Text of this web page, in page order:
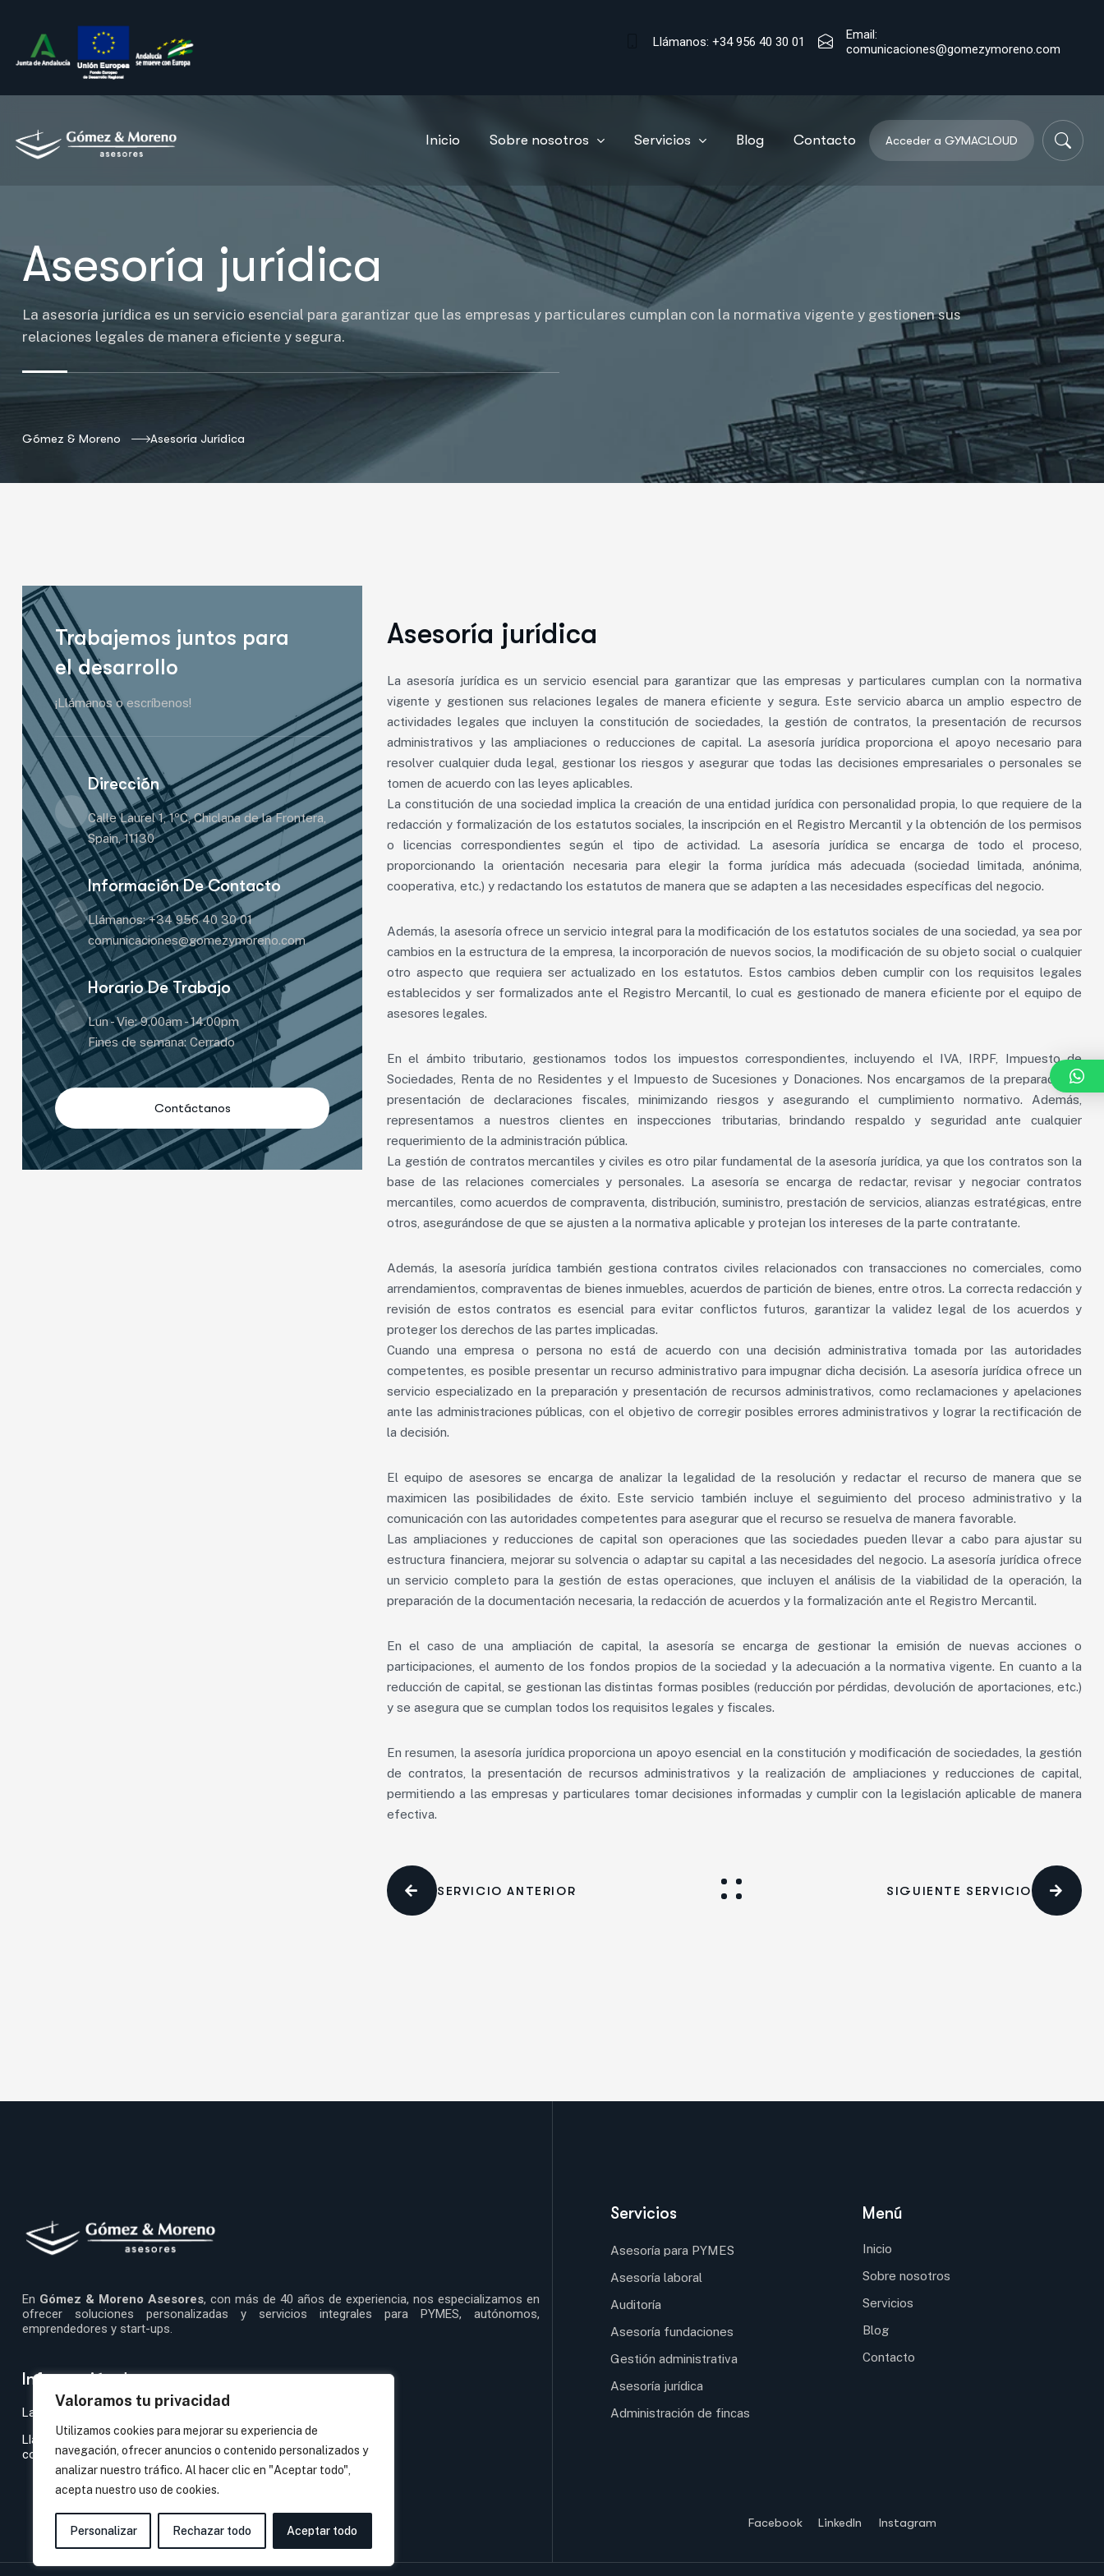
Valoramos tu privacidad
Utilizamos cookies para mejorar su experiencia de
navegación, ofrecer anuncios o contenido personalizados y
analizar nuestro tráfico. Al hacer clic en "Aceptar todo",
acepta nuestro uso de cookies.
Personalizar Rechazar todo Aceptar todo
Llámanos: +34956 40 30 01
Email:
comunicaciones@gomezymoreno.com
Inicio Sobre nosotros Servicios Blog Contacto Acceder a GYMACLOUD
Asesoría jurídica
La asesoría jurídica es un servicio esencial para garantizar que las empresas y particulares cumplan con la normativa vigente y gestionen sus
relaciones legales de manera eficiente y segura.
Gómez & Moreno Asesoría Jurídica
Trabajemos juntos para
el desarrollo
¡Llámanos o escríbenos!
Dirección
Calle Laurel 1, 1ºC, Chiclana de la Frontera,
Spain, 11130
Información De Contacto
Llámanos: +34 956 40 30 01
comunicaciones@gomezymoreno.com
Horario De Trabajo
Lun - Vie: 9.00am - 14.00pm
Fines de semana: Cerrado
Asesoría jurídica
La asesoría jurídica es un servicio esencial para garantizar que las empresas y particulares cumplan con la normativa
vigente y gestionen sus relaciones legales de manera eficiente y segura. Este servicio abarca un amplio espectro de
actividades legales que incluyen la constitución de sociedades, la gestión de contratos, la presentación de recursos
administrativos y las ampliaciones o reducciones de capital. La asesoría jurídica proporciona el apoyo necesario para
resolver cualquier duda legal, gestionar los riesgos y asegurar que todas las decisiones empresariales o personales se
tomen de acuerdo con las leyes aplicables.
La constitución de una sociedad implica la creación de una entidad jurídica con personalidad propia, lo que requiere de la
redacción y formalización de los estatutos sociales, la inscripción en el Registro Mercantil y la obtención de los permisos
o licencias correspondientes según el tipo de actividad. La asesoría jurídica se encarga de todo el proceso,
proporcionando la orientación necesaria para elegir la forma jurídica más adecuada (sociedad limitada, anónima,
cooperativa, etc.) y redactando los estatutos de manera que se adapten a las necesidades específicas del negocio.
Además, la asesoría ofrece un servicio integral para la modificación de los estatutos sociales de una sociedad, ya sea por
cambios en la estructura de la empresa, la incorporación de nuevos socios, la modificación de su objeto social o cualquier
otro aspecto que requiera ser actualizado en los estatutos. Estos cambios deben cumplir con los requisitos legales
establecidos y ser formalizados ante el Registro Mercantil, lo cual es gestionado de manera eficiente por el equipo de
asesores legales.
En el ámbito tributario, gestionamos todos los impuestos correspondientes, incluyendo el IVA, IRPF, Impuesto de
Sociedades, Renta de no Residentes y el Impuesto de Sucesiones y Donaciones. Nos encargamos de la preparación y
presentación de declaraciones fiscales, minimizando riesgos y asegurando el cumplimiento normativo. Además,
representamos a nuestros clientes en inspecciones tributarias, brindando respaldo y seguridad ante cualquier
requerimiento de la administración pública.
La gestión de contratos mercantiles y civiles es otro pilar fundamental de la asesoría jurídica, ya que los contratos son la
base de las relaciones comerciales y personales. La asesoría se encarga de redactar, revisar y negociar contratos
mercantiles, como acuerdos de compraventa, distribución, suministro, prestación de servicios, alianzas estratégicas, entre
otros, asegurándose de que se ajusten a la normativa aplicable y protejan los intereses de la parte contratante.
Además, la asesoría jurídica también gestiona contratos civiles relacionados con transacciones no comerciales, como
arrendamientos, compraventas de bienes inmuebles, acuerdos de partición de bienes, entre otros. La correcta redacción y
revisión de estos contratos es esencial para evitar conflictos futuros, garantizar la validez legal de los acuerdos y
proteger los derechos de las partes implicadas.
Cuando una empresa o persona no está de acuerdo con una decisión administrativa tomada por las autoridades
competentes, es posible presentar un recurso administrativo para impugnar dicha decisión. La asesoría jurídica ofrece un
servicio especializado en la preparación y presentación de recursos administrativos, como reclamaciones y apelaciones
ante las administraciones públicas, con el objetivo de corregir posibles errores administrativos y lograr la rectificación de
la decisión.
El equipo de asesores se encarga de analizar la legalidad de la resolución y redactar el recurso de manera que se
maximicen las posibilidades de éxito. Este servicio también incluye el seguimiento del proceso administrativo y la
comunicación con las autoridades competentes para asegurar que el recurso se resuelva de manera favorable.
Las ampliaciones y reducciones de capital son operaciones que las sociedades pueden llevar a cabo para ajustar su
estructura financiera, mejorar su solvencia o adaptar su capital a las necesidades del negocio. La asesoría jurídica ofrece
un servicio completo para la gestión de estas operaciones, que incluyen el análisis de la viabilidad de la operación, la
preparación de la documentación necesaria, la redacción de acuerdos y la formalización ante el Registro Mercantil.
En el caso de una ampliación de capital, la asesoría se encarga de gestionar la emisión de nuevas acciones o
participaciones, el aumento de los fondos propios de la sociedad y la adecuación a la normativa vigente. En cuanto a la
reducción de capital, se gestionan las distintas formas posibles (reducción por pérdidas, devolución de aportaciones, etc.)
y se asegura que se cumplan todos los requisitos legales y fiscales.
En resumen, la asesoría jurídica proporciona un apoyo esencial en la constitución y modificación de sociedades, la gestión
de contratos, la presentación de recursos administrativos y la realización de ampliaciones y reducciones de capital,
permitiendo a las empresas y particulares tomar decisiones informadas y cumplir con la legislación aplicable de manera
efectiva.
SERVICIO ANTERIOR SIGUIENTE SERVICIO
En Gómez & Moreno Asesores, con más de 40 años de experiencia, nos especializamos en
ofrecer soluciones personalizadas y servicios integrales para PYMES, autónomos,
emprendedores y start-ups.
Información de contacto
Laurel Bloque 1, 1ºC, 11130 Chiclana de la Frontera, Cádiz
Llámanos: +34 956 40 30 01
comunicaciones@gomezymoreno.com
Servicios
Asesoría para PYMES
Asesoría laboral
Auditoría
Asesoría fundaciones
Gestión administrativa
Asesoría jurídica
Administración de fincas
Menú
Inicio
Sobre nosotros
Servicios
Blog
Contacto
Facebook LinkedIn Instagram